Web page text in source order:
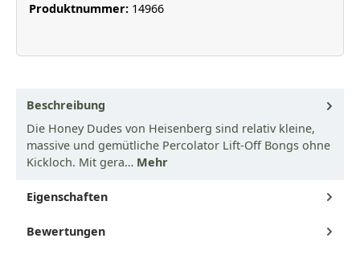
Produktnummer: 14966
Beschreibung
Die Honey Dudes von Heisenberg sind relativ kleine,
massive und gemütliche Percolator Lift-Off Bongs ohne
Kickloch. Mit gera… Mehr
Eigenschaften
Bewertungen